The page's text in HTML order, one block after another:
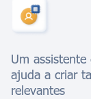
Um
ajuda a criar
relevantes